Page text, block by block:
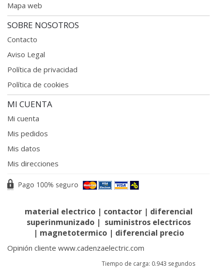
Mapa web
SOBRE NOSOTROS
Contacto
Aviso Legal
Política de privacidad
Política de cookies
MI CUENTA
Mi cuenta
Mis pedidos
Mis datos
Mis direcciones
material electrico| contactor| diferencial
superinmunizado| suministros electricos
| magnetotermico | diferencial precio
Opinión cliente www.cadenzaelectric.com
Tiempo de carga: 0.943 segundos